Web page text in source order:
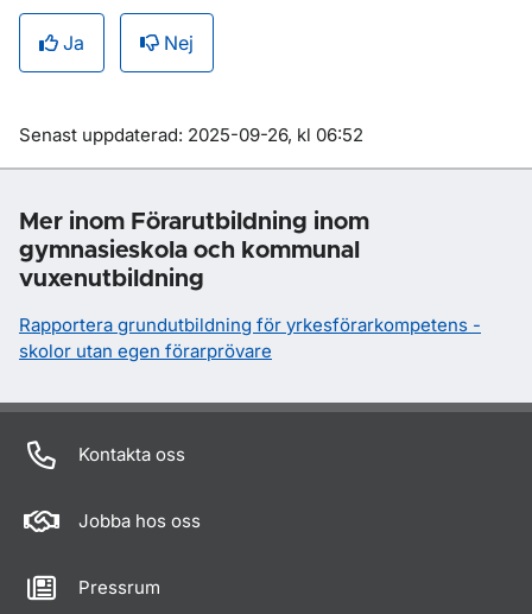
Ja Nej
Om sidan
Senast uppdaterad: 2025-09-26, kl 06:52
Mer inom Förarutbildning inom
gymnasieskola och kommunal
vuxenutbildning
Rapportera grundutbildning för yrkesförarkompetens -
skolor utan egen förarprövare
Kontakta oss
Jobba hos oss
Pressrum